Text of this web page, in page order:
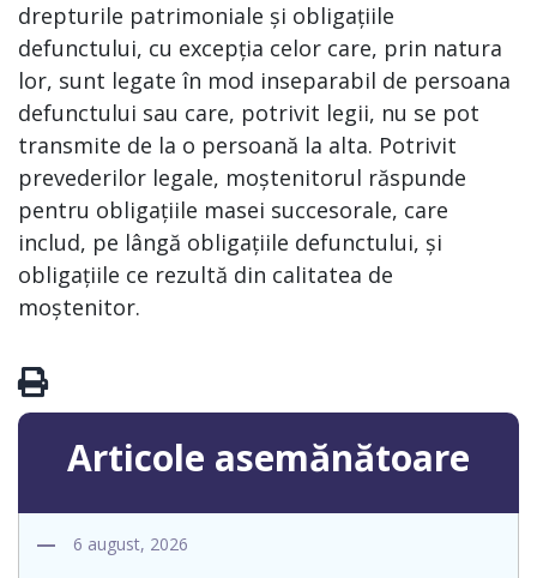
drepturile patrimoniale și obligațiile
defunctului, cu excepția celor care, prin natura
lor, sunt legate în mod inseparabil de persoana
defunctului sau care, potrivit legii, nu se pot
transmite de la o persoană la alta. Potrivit
prevederilor legale, moștenitorul răspunde
pentru obligațiile masei succesorale, care
includ, pe lângă obligațiile defunctului, și
obligațiile ce rezultă din calitatea de
moștenitor.
Articole asemănătoare
6 august, 2026